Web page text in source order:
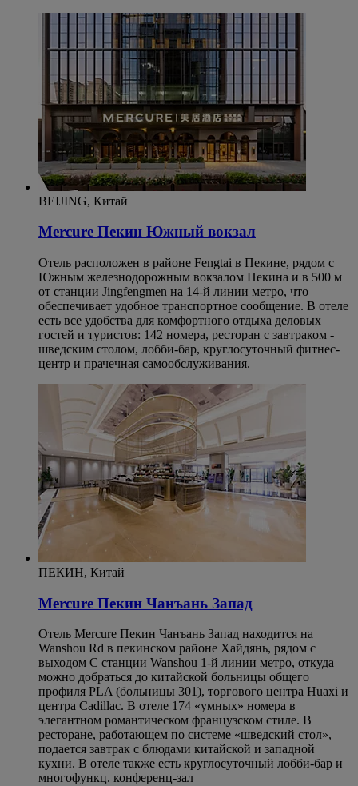
BEIJING, Китай
Mercure Пекин Южный вокзал
Отель расположен в районе Fengtai в Пекине, рядом с
Южным железнодорожным вокзалом Пекина и в 500 м
от станции Jingfengmen на 14-й линии метро, что
обеспечивает удобное транспортное сообщение. В отеле
есть все удобства для комфортного отдыха деловых
гостей и туристов: 142 номера, ресторан с завтраком -
шведским столом, лобби-бар, круглосуточный фитнес-
центр и прачечная самообслуживания.
ПЕКИН, Китай
Mercure Пекин Чанъань Запад
Отель Mercure Пекин Чанъань Запад находится на
Wanshou Rd в пекинском районе Хайдянь, рядом с
выходом C станции Wanshou 1-й линии метро, откуда
можно добраться до китайской больницы общего
профиля PLA (больницы 301), торгового центра Huaxi и
центра Cadillac. В отеле 174 «умных» номера в
элегантном романтическом французском стиле. В
ресторане, работающем по системе «шведский стол»,
подается завтрак с блюдами китайской и западной
кухни. В отеле также есть круглосуточный лобби-бар и
многофункц. конференц-зал